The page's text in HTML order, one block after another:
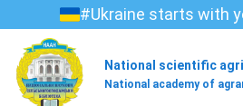
#Ukraine starts with
National scientific
National academy of